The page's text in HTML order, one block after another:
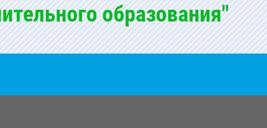
образования"